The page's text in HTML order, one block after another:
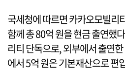
국세청에 따르면 카카오모빌리
함께 총 80억 원을 현금 출연했
리티 단독으로, 외부에서 출연
에서 5억 원은 기본재산으로 편